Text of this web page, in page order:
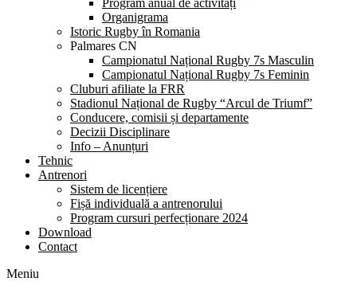
Program anual de activități
Organigrama
Istoric Rugby în Romania
Palmares CN
Campionatul Național Rugby 7s Masculin
Campionatul Național Rugby 7s Feminin
Cluburi afiliate la FRR
Stadionul Național de Rugby “Arcul de Triumf”
Conducere, comisii și departamente
Decizii Disciplinare
Info – Anunțuri
Tehnic
Antrenori
Sistem de licențiere
Fișă individuală a antrenorului
Program cursuri perfecționare 2024
Download
Contact
Meniu